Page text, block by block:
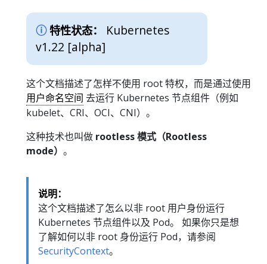
特性状态：
Kubernetes
v1.22 [alpha]
这个文档描述了怎样不使用 root 特权，而是通过使用
用户命名空间 去运行 Kubernetes 节点组件（例如
kubelet、CRI、OCI、CNI）。
这种技术也叫做 rootless 模式（Rootless
mode） 。
说明：
这个文档描述了怎么以非 root 用户身份运行
Kubernetes 节点组件以及 Pod。 如果你只是想
了解如何以非 root 身份运行 Pod，请参阅
SecurityContext。